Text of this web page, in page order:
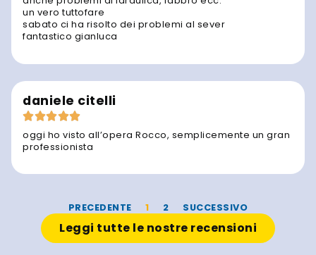
un vero tuttofare
sabato ci ha risolto dei problemi al sever
fantastico gianluca
daniele citelli
oggi ho visto all’opera Rocco, semplicemente un gran
professionista
PRECEDENTE 1 2 SUCCESSIVO
Leggi tutte le nostre recensioni